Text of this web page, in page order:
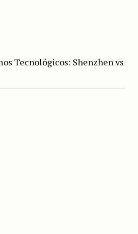
Tecnológicos: Shenzhen vs